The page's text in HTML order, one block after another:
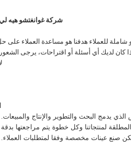
شركة غوانغتشو هيه لي
للعملاء هدفنا هو مساعدة العملاء على
كان لديك أي أسئلة أو اقتراحات، يرجى
الذي يدمج البحث والتطوير والإنتاج والمبيعات.
لمنتجاتنا وكل خطوة يتم مراجعتها بدقة
صنع عينات مخصصة وفقا لمتطلبات العملاء.